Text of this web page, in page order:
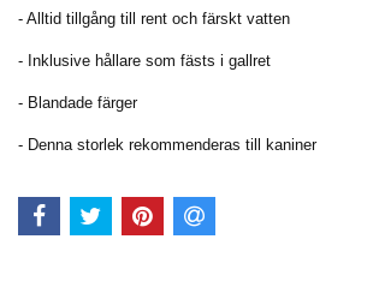
- Alltid tillgång till rent och färskt vatten
- Inklusive hållare som fästs i gallret
- Blandade färger
- Denna storlek rekommenderas till kaniner